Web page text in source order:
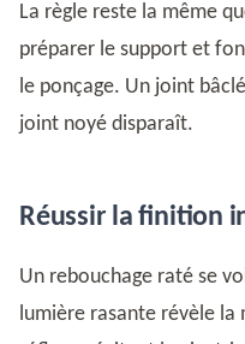
La règle reste la même
préparer le support et
le ponçage. Un joint
joint noyé disparaît.
Réussir la finition
Un rebouchage raté se
lumière rasante révèle la